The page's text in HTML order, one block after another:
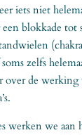
iets niet
blokkade tot
zelfs
over de werking
werken we aan